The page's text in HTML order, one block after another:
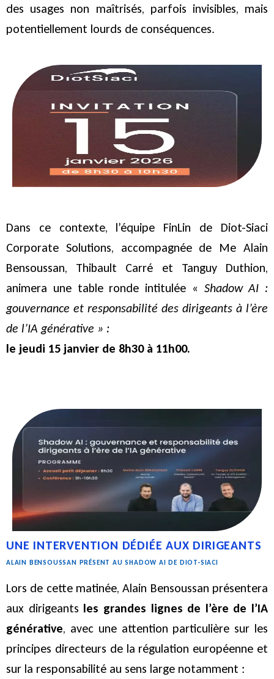
des usages non maîtrisés, parfois invisibles, mais
potentiellement lourds de conséquences.
Dans ce contexte, l’équipe FinLin de Diot-Siaci
Corporate Solutions, accompagnée de Me Alain
Bensoussan, Thibault Carré et Tanguy Duthion,
animera une table ronde intitulée « Shadow AI :
gouvernance et responsabilité des dirigeants à l’ère
de l’IA générative » :
le jeudi 15 janvier de 8h30 à 11h00.
UNE INTERVENTION DÉDIÉE AUX DIRIGEANTS
ALAIN BENSOUSSAN PRÉSENT AU SHADOW AI DE DIOT-SIACI
Lors de cette matinée, Alain Bensoussan présentera
aux dirigeants les grandes lignes de l’ère de l’IA
générative, avec une attention particulière sur les
principes directeurs de la régulation européenne et
sur la responsabilité au sens large notamment :